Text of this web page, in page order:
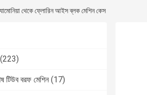
থেকে ফ্লোরিন আইস ব্লক মেশিন কেস
(223)
টিউব বরফ মেশিন (17)